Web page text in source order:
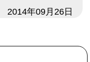
2014年09月26日